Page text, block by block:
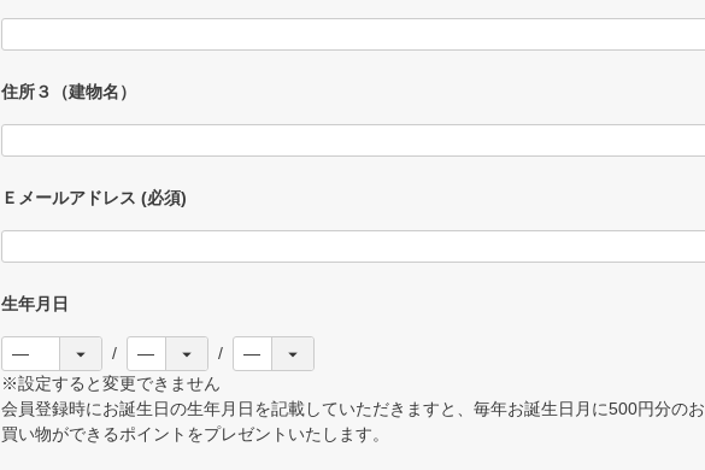
住所３（建物名）
Ｅメールアドレス (必須)
生年月日
※設定すると変更できません
会員登録時にお誕生日の生年月日を記載していただきますと、毎年お誕生日月に500円分のお
買い物ができるポイントをプレゼントいたします。